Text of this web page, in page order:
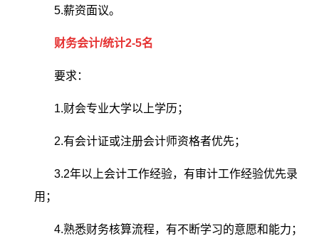
5.薪资面议。
财务会计/统计2-5名
要求：
1.财会专业大学以上学历；
2.有会计证或注册会计师资格者优先；
3.2年以上会计工作经验，有审计工作经验优先录
用；
4.熟悉财务核算流程，有不断学习的意愿和能力；